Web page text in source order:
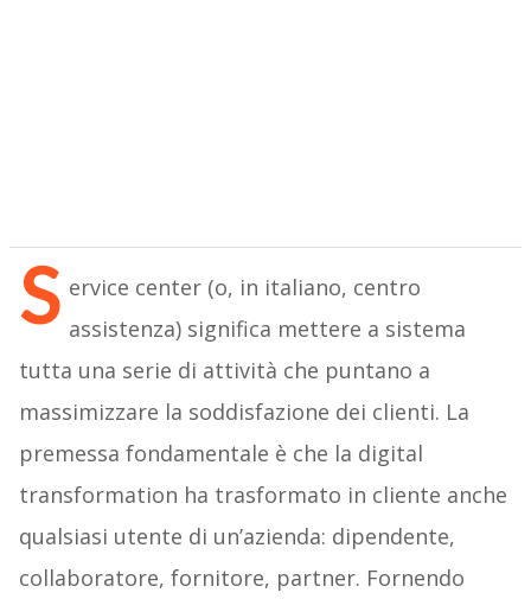
S ervice center (o, in italiano, centro
assistenza) significa mettere a sistema
tutta una serie di attività che puntano a
massimizzare la soddisfazione dei clienti. La
premessa fondamentale è che la digital
transformation ha trasformato in cliente anche
qualsiasi utente di un’azienda: dipendente,
collaboratore, fornitore, partner. Fornendo